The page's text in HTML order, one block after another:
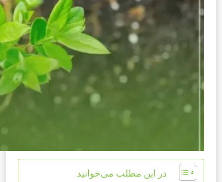
در این مطلب می‌خوانید